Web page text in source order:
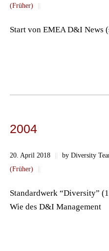
(Früher)
||
Start von EMEA D&I News
2004
20. April 2018 || by Diversity
(Früher)
||
Standardwerk “Diversity”
Wie des D&I Management